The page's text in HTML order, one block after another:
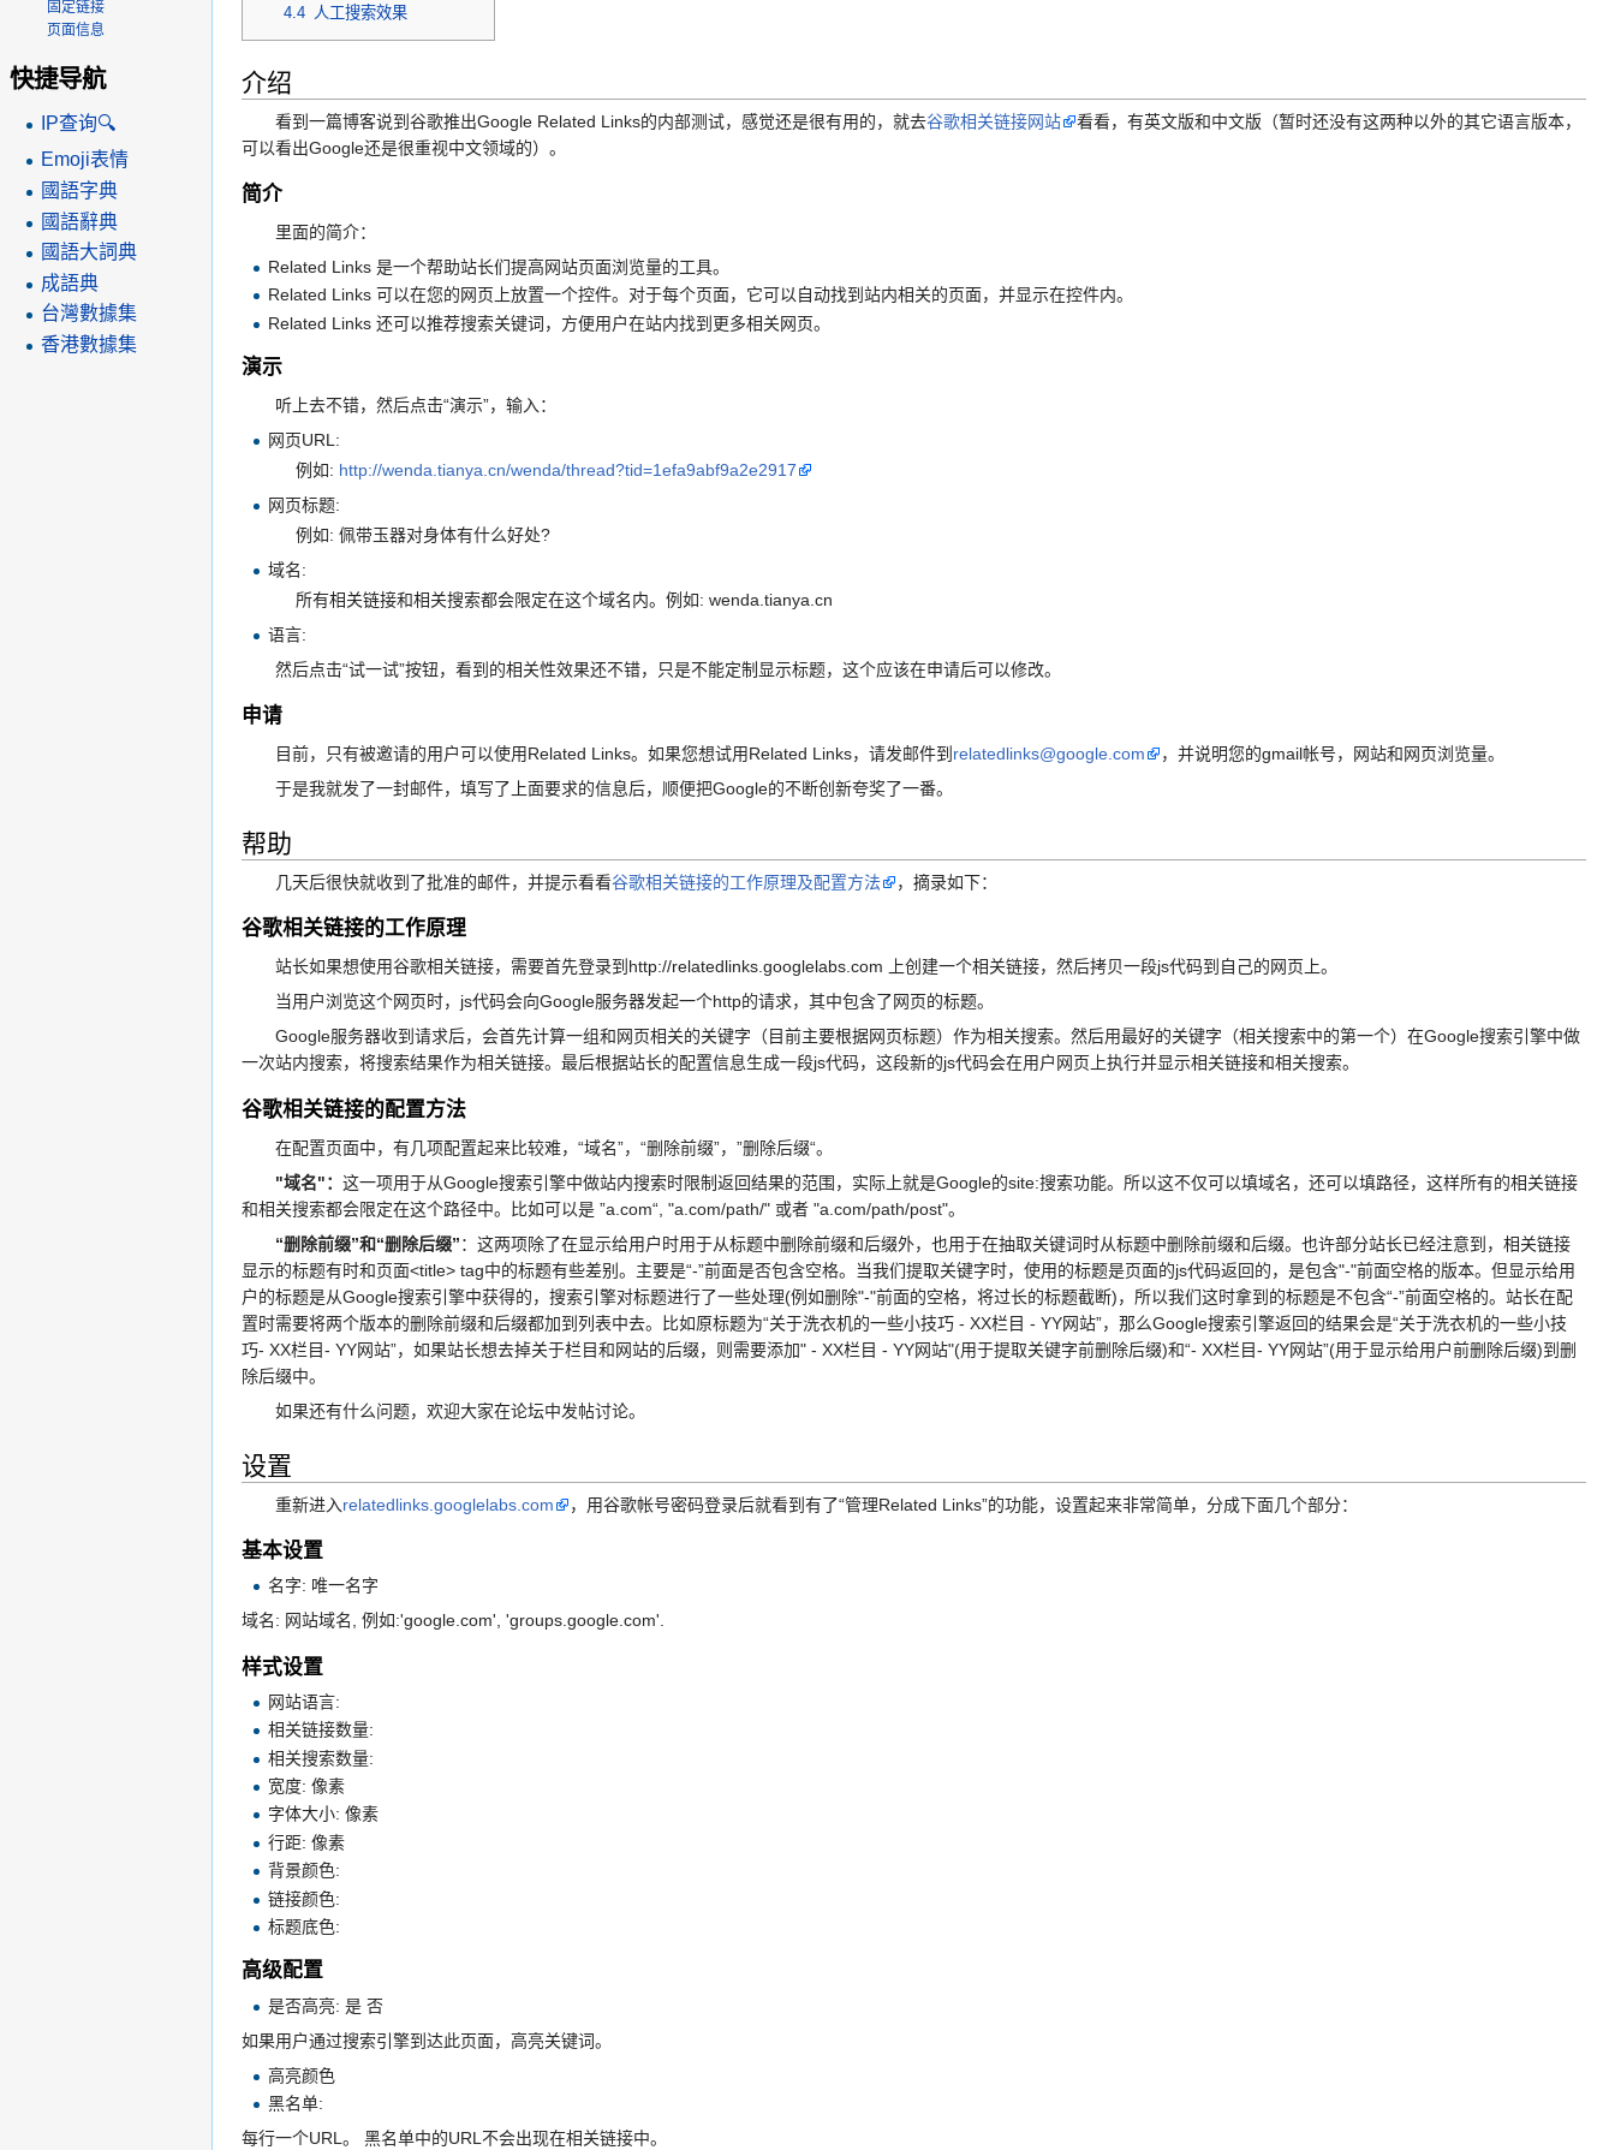
4.4 人工搜索效果
介绍
看到一篇博客说到谷歌推出Google Related Links的内部测试，感觉还是很有用的，就去谷歌相关链接网站
看看，有英文版和中文版（暂时还没有这两种以外的其它语言版本，
可以看出Google还是很重视中文领域的）。
简介
里面的简介：
Related Links 是一个帮助站长们提高网站页面浏览量的工具。
Related Links 可以在您的网页上放置一个控件。对于每个页面，它可以自动找到站内相关的页面，并显示在控件内。
Related Links 还可以推荐搜索关键词，方便用户在站内找到更多相关网页。
演示
听上去不错，然后点击“演示”，输入：
网页URL:
例如: http://wenda.tianya.cn/wenda/thread?tid=1efa9abf9a2e2917
网页标题:
例如: 佩带玉器对身体有什么好处?
域名:
所有相关链接和相关搜索都会限定在这个域名内。例如: wenda.tianya.cn
语言:
然后点击“试一试”按钮，看到的相关性效果还不错，只是不能定制显示标题，这个应该在申请后可以修改。
申请
目前，只有被邀请的用户可以使用Related Links。如果您想试用Related Links，请发邮件到 relatedlinks@google.com
，并说明您的gmail帐号，网站和网页浏览量。
于是我就发了一封邮件，填写了上面要求的信息后，顺便把Google的不断创新夸奖了一番。
帮助
几天后很快就收到了批准的邮件，并提示看看谷歌相关链接的工作原理及配置方法 ，摘录如下：
谷歌相关链接的工作原理
站长如果想使用谷歌相关链接，需要首先登录到http://relatedlinks.googlelabs.com 上创建一个相关链接，然后拷贝一段js代码到自己的网页上。
当用户浏览这个网页时，js代码会向Google服务器发起一个http的请求，其中包含了网页的标题。
Google服务器收到请求后，会首先计算一组和网页相关的关键字（目前主要根据网页标题）作为相关搜索。然后用最好的关键字（相关搜索中的第一个）在Google搜索引擎中做
一次站内搜索，将搜索结果作为相关链接。最后根据站长的配置信息生成一段js代码，这段新的js代码会在用户网页上执行并显示相关链接和相关搜索。
谷歌相关链接的配置方法
在配置页面中，有几项配置起来比较难，“域名”，“删除前缀”，”删除后缀“。
"域名"： 这一项用于从Google搜索引擎中做站内搜索时限制返回结果的范围，实际上就是Google的site:搜索功能。所以这不仅可以填域名，还可以填路径，这样所有的相关链接
和相关搜索都会限定在这个路径中。比如可以是 ”a.com“, "a.com/path/" 或者 "a.com/path/post"。
“删除前缀”和“删除后缀”：这两项除了在显示给用户时用于从标题中删除前缀和后缀外，也用于在抽取关键词时从标题中删除前缀和后缀。也许部分站长已经注意到，相关链接
显示的标题有时和页面<title> tag中的标题有些差别。主要是“-”前面是否包含空格。当我们提取关键字时，使用的标题是页面的js代码返回的，是包含"-"前面空格的版本。但显示给用
户的标题是从Google搜索引擎中获得的，搜索引擎对标题进行了一些处理(例如删除"-"前面的空格，将过长的标题截断)，所以我们这时拿到的标题是不包含“-”前面空格的。站长在配
置时需要将两个版本的删除前缀和后缀都加到列表中去。比如原标题为“关于洗衣机的一些小技巧 - XX栏目 - YY网站”，那么Google搜索引擎返回的结果会是“关于洗衣机的一些小技
巧- XX栏目- YY网站”，如果站长想去掉关于栏目和网站的后缀，则需要添加" - XX栏目 - YY网站"(用于提取关键字前删除后缀)和“- XX栏目- YY网站”(用于显示给用户前删除后缀)到删
除后缀中。
如果还有什么问题，欢迎大家在论坛中发帖讨论。
设置
重新进入relatedlinks.googlelabs.com ，用谷歌帐号密码登录后就看到有了“管理Related Links”的功能，设置起来非常简单，分成下面几个部分：
基本设置
名字: 唯一名字
域名: 网站域名, 例如:'google.com', 'groups.google.com'.
样式设置
网站语言:
相关链接数量:
相关搜索数量:
宽度: 像素
字体大小: 像素
行距: 像素
背景颜色:
链接颜色:
标题底色:
高级配置
是否高亮: 是 否
如果用户通过搜索引擎到达此页面，高亮关键词。
高亮颜色
黑名单:
每行一个URL。 黑名单中的URL不会出现在相关链接中。
固定链接
页面信息
快捷导航
IP查询🔍
Emoji表情
國語字典
國語辭典
國語大詞典
成語典
台灣數據集
香港數據集